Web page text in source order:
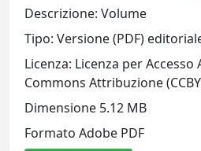
Descrizione: Volume
Tipo: Versione (PDF)
Licenza: Licenza per
Commons Attribuzione
Dimensione 5.12 MB
Formato Adobe PDF